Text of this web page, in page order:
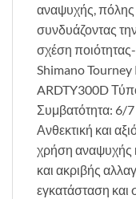
αναψυχής, πόλης
συνδυάζοντας την
σχέση
Shimano
ARDTY300D
Συμβατότητα: 6/
Ανθεκτική και
χρήση αναψυχής
και ακριβής
εγκατάσταση και